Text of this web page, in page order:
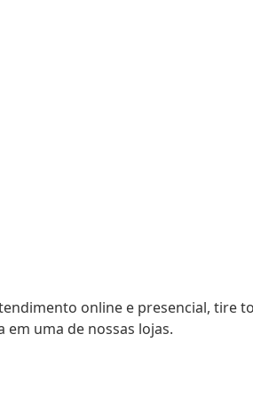
online e presencial, tire
em uma de nossas lojas.